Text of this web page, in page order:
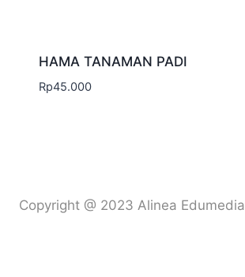
HAMA TANAMAN PADI
Rp45.000
Copyright @ 2023 Alinea Edumedia